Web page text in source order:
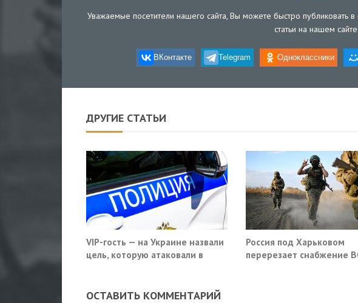
Уважаемые посетители нашего сайта, Вы можете быстро публиковать
статьи на нашем сайте.
ВКонтакте Telegram Одноклассники
ДРУГИЕ СТАТЬИ
VIP-гость — на Украине назвали
цель, которую атаковали в
Россия под Харьковом
перерезает снабжение
ОСТАВИТЬ КОММЕНТАРИЙ